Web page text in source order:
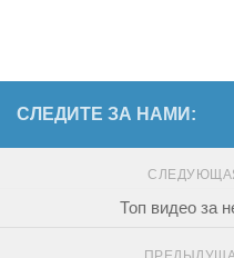
СЛЕДИТЕ ЗА НАМИ:
Топ видео за